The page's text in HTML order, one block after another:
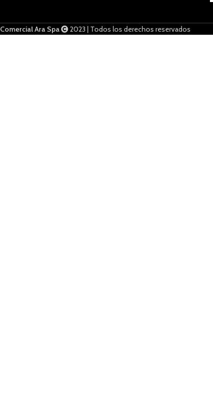
Comercial Ara Spa 2023 | Todos los derechos reservados